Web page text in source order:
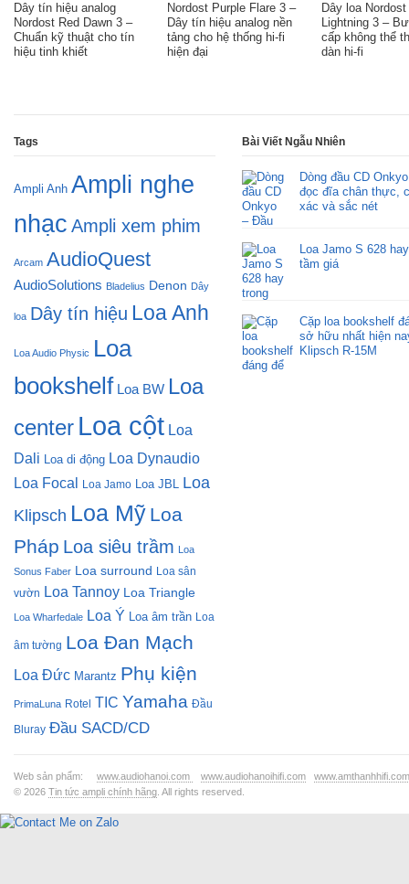
Dây tín hiệu analog
Nordost Red Dawn 3 –
Chuẩn kỹ thuật cho tín
hiệu tinh khiết
Nordost Purple Flare 3 –
Dây tín hiệu analog nền
tảng cho hệ thống hi-fi
hiện đại
Dây loa
Lightning 3 –
cấp không thể
dàn hi-fi
Tags
Ampli Anh Ampli nghe
nhạc Ampli xem phim
Arcam AudioQuest
AudioSolutions Bladelius Denon Dây
loa Dây tín hiệu Loa Anh
Loa Audio Physic Loa
bookshelf Loa BW Loa
center Loa cột Loa
Dali Loa di động Loa Dynaudio
Loa Focal
Loa Jamo Loa JBL Loa
Klipsch Loa Mỹ Loa
Pháp Loa siêu trầm
Loa
Sonus Faber Loa surround Loa sân
vườn Loa Tannoy Loa Triangle
Loa Wharfedale Loa Ý Loa âm trần Loa
âm tường Loa Đan Mạch
Loa Đức Marantz Phụ kiện
PrimaLuna Rotel TIC Yamaha Đầu
Bluray Đầu SACD/CD
Bài Viết Ngẫu Nhiên
Dòng đầu CD
đọc đĩa chân thực,
xác và sắc nét
Loa Jamo S 628
tầm giá
Cặp loa bookshelf
sở hữu nhất hiện
Klipsch R-15M
Web sản phẩm: www.audiohanoi.com www.audiohanoihifi.com
www.amthanhhifi.com
© 2026 Tin tức ampli chính hãng . All rights reserved.